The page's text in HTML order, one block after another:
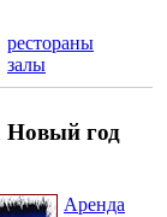
рестораны
залы
Новый год
Аренда